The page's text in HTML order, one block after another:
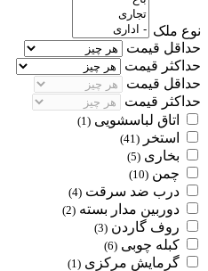
نوع ملک
حداقل قیمت
حداکثر قیمت
حداقل قیمت
حداکثر قیمت
اتاق لباسشویی (1)
استخر (41)
بخاری (5)
چمن (10)
درب ضد سرقت (4)
دوربین مدار بسته (2)
روف گاردن (3)
کبله چوبی (6)
گرمایش مرکزی (1)